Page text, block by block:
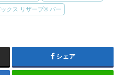
クス リザーブ® バー
シェア